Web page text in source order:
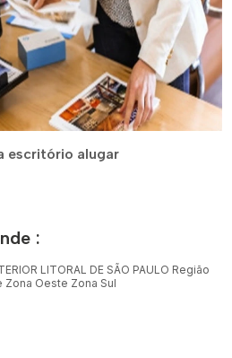
escritório alugar
:
LITORAL DE SÃO PAULO Região
Zona Oeste Zona Sul